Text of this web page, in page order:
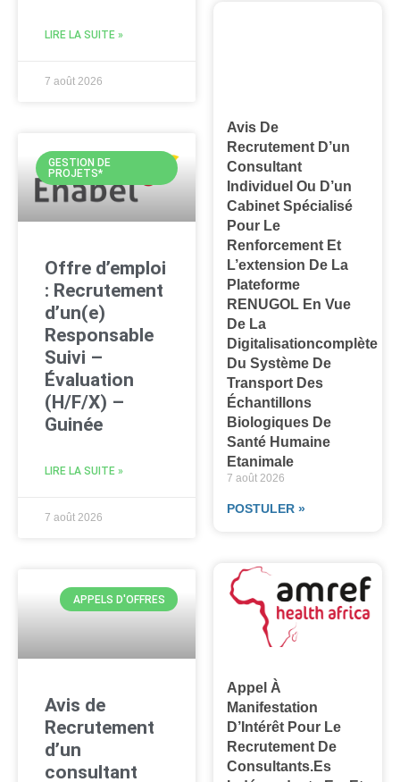
LIRE LA SUITE »
7 août 2026
GESTION DE
PROJETS*
Offre d’emploi
: Recrutement
d’un(e)
Responsable
Suivi –
Évaluation
(H/F/X) –
Guinée
LIRE LA SUITE »
7 août 2026
APPELS D'OFFRES
Avis de
Recrutement
d’un
consultant
Avis De
Recrutement D’un
Consultant
Individuel Ou D’un
Cabinet Spécialisé
Pour Le
Renforcement Et
L’extension De La
Plateforme
RENUGOL En Vue
De La
Digitalisationcomplète
Du Système De
Transport Des
Échantillons
Biologiques De
Santé Humaine
Etanimale
7 août 2026
POSTULER »
Appel À
Manifestation
D’Intérêt Pour Le
Recrutement De
Consultants.es